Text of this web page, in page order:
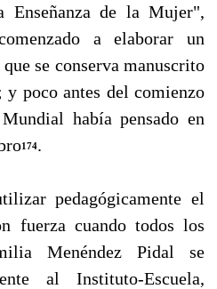
Enseñanza de la Mujer",
a ela­borar un
se conserva manuscrito
y poco an­tes del comienzo
había pensado en
174.
pedagógicamente el
fuerza cuando todos los
Menéndez Pidal se
al Instituto-Escuela,